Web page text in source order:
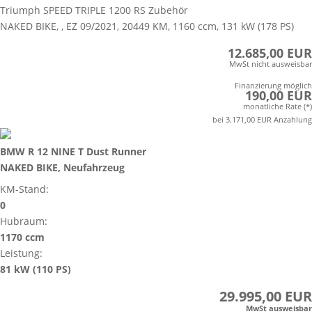
Triumph SPEED TRIPLE 1200 RS Zubehör
NAKED BIKE, , EZ 09/2021, 20449 KM, 1160 ccm, 131 kW (178 PS)
12.685,00 EUR
MwSt nicht ausweisbar
Finanzierung möglich
190,00 EUR
monatliche Rate (*)
bei 3.171,00 EUR Anzahlung
BMW R 12 NINE T Dust Runner
NAKED BIKE, Neufahrzeug
KM-Stand:
0
Hubraum:
1170 ccm
Leistung:
81 kW (110 PS)
29.995,00 EUR
MwSt ausweisbar